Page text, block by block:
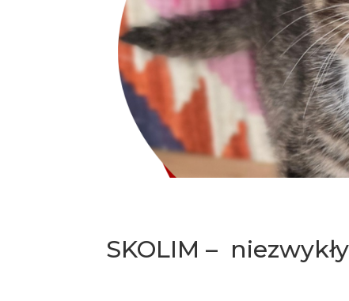
SKOLIM –